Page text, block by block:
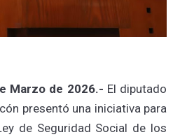
Marzo de 2026.- El diputado
presentó una iniciativa para
de Seguridad Social de los